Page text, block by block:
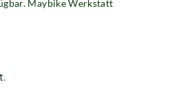
Maybike Werkstatt